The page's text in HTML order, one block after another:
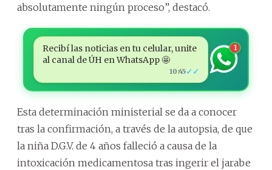
absolutamente ningún proceso”, destacó.
Recibí las noticias en tu celular, unite
al canal de ÚH en WhatsApp 🤩
10:45✓✓
1
Esta determinación ministerial se da a conocer
tras la confirmación, a través de la autopsia, de que
la niña D.G.V. de 4 años falleció a causa de la
intoxicación medicamentosa tras ingerir el jarabe